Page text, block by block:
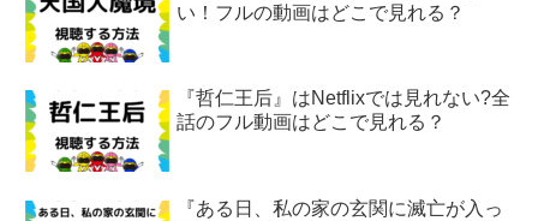
い！フルの動画はどこで見れる？
『哲仁王后』はNetflixでは見れない?全
話のフル動画はどこで見れる？
『ある日、私の家の玄関に滅亡が入っ